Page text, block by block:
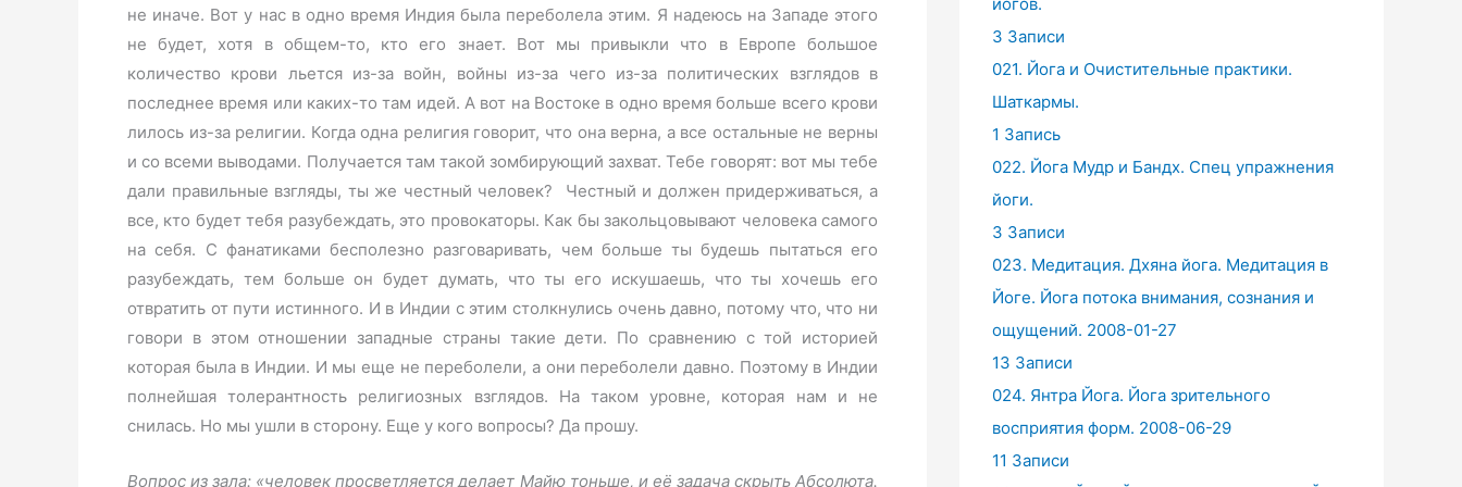
не иначе. Вот у нас в одно время Индия была переболела этим. Я надеюсь на Западе этого
не будет, хотя в общем-то, кто его знает. Вот мы привыкли что в Европе большое
количество крови льется из-за войн, войны из-за чего из-за политических взглядов в
последнее время или каких-то там идей. А вот на Востоке в одно время больше всего крови
лилось из-за религии. Когда одна религия говорит, что она верна, а все остальные не верны
и со всеми выводами. Получается там такой зомбирующий захват. Тебе говорят: вот мы тебе
дали правильные взгляды, ты же честный человек? Честный и должен придерживаться, а
все, кто будет тебя разубеждать, это провокаторы. Как бы закольцовывают человека самого
на себя. С фанатиками бесполезно разговаривать, чем больше ты будешь пытаться его
разубеждать, тем больше он будет думать, что ты его искушаешь, что ты хочешь его
отвратить от пути истинного. И в Индии с этим столкнулись очень давно, потому что, что ни
говори в этом отношении западные страны такие дети. По сравнению с той историей
которая была в Индии. И мы еще не переболели, а они переболели давно. Поэтому в Индии
полнейшая толерантность религиозных взглядов. На таком уровне, которая нам и не
снилась. Но мы ушли в сторону. Еще у кого вопросы? Да прошу.
Вопрос из зала: «человек просветляется делает Майю тоньше, и её задача скрыть Абсолюта.
3 Записи
021. Йога и Очистительные практики.
Шаткармы.
1 Запись
022. Йога Мудр и Бандх. Спец упражнения
йоги.
3 Записи
023. Медитация. Дхяна йога. Медитация в
Йоге. Йога потока внимания, сознания и
ощущений. 2008-01-27
13 Записи
024. Янтра Йога. Йога зрительного
восприятия форм. 2008-06-29
11 Записи